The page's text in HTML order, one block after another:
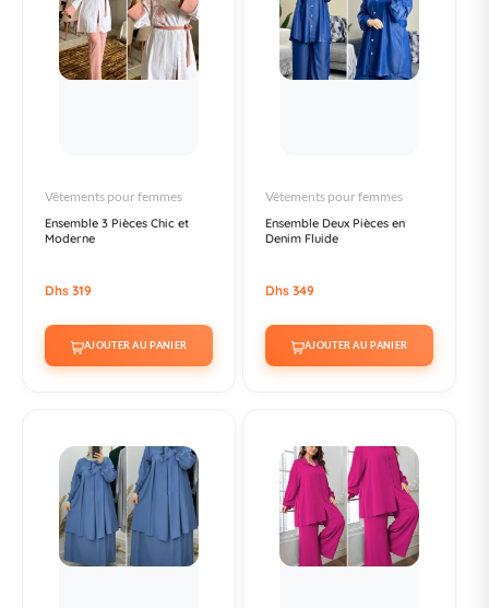
Vêtements pour femmes
Ensemble 3 Pièces Chic et
Moderne
Dhs 319
AJOUTER AU PANIER
Vêtements pour femmes
Ensemble Deux Pièces en
Denim Fluide
Dhs 349
AJOUTER AU PANIER